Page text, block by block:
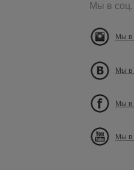
Мы в соц.
Мы в
Мы в
Мы в
Мы в